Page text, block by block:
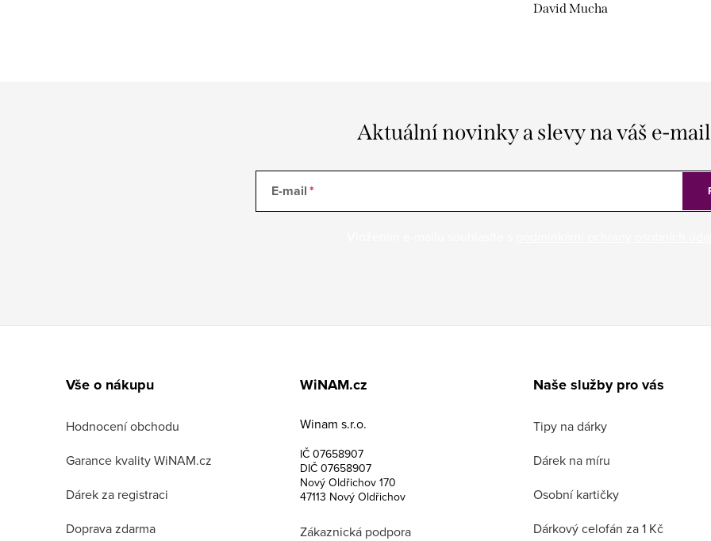
David Mucha
Aktuální novinky a slevy na váš e-mail
E-mail
Vše o nákupu
Hodnocení obchodu
Garance kvality WiNAM.cz
Dárek za registraci
Doprava zdarma
WiNAM.cz
Winam s.r.o.
IČ 07658907
DIČ 07658907
Nový Oldřichov 170
47113 Nový Oldřichov
Zákaznická podpora
Naše služby pro vás
Tipy na dárky
Dárek na míru
Osobní kartičky
Dárkový celofán za 1 Kč